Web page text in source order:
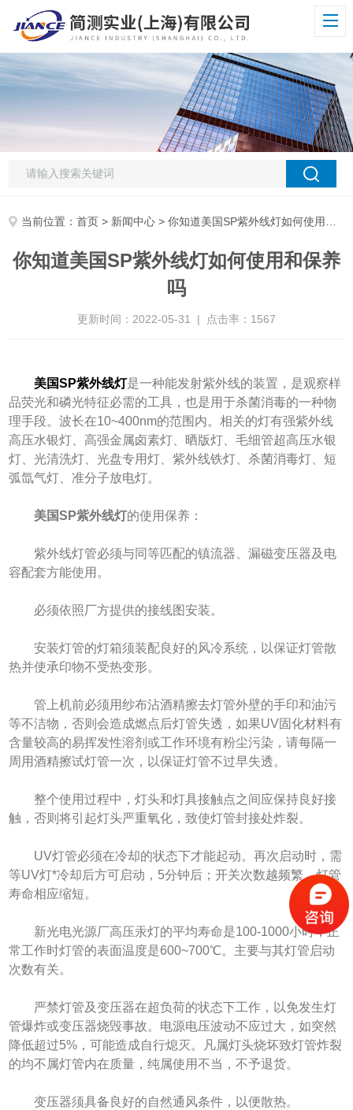
当前位置：首页 > 新闻中心 > 你知道美国SP紫外线灯如何使用和保养吗
你知道美国SP紫外线灯如何使用和保养
吗
更新时间：2022-05-31 | 点击率：1567
美国SP紫外线灯是一种能发射紫外线的装置，是观察样
品荧光和磷光特征必需的工具，也是用于杀菌消毒的一种物
理手段。波长在10~400nm的范围内。相关的灯有强紫外线
高压水银灯、高强金属卤素灯、晒版灯、毛细管超高压水银
灯、光清洗灯、光盘专用灯、紫外线铁灯、杀菌消毒灯、短
弧氙气灯、准分子放电灯。
美国SP紫外线灯的使用保养：
紫外线灯管必须与同等匹配的镇流器、漏磁变压器及电
容配套方能使用。
必须依照厂方提供的接线图安装。
安装灯管的灯箱须装配良好的风冷系统，以保证灯管散
热并使承印物不受热变形。
管上机前必须用纱布沾酒精擦去灯管外壁的手印和油污
等不洁物，否则会造成燃点后灯管失透，如果UV固化材料有
含量较高的易挥发性溶剂或工作环境有粉尘污染，请每隔一
周用酒精擦试灯管一次，以保证灯管不过早失透。
整个使用过程中，灯头和灯具接触点之间应保持良好接
触，否则将引起灯头严重氧化，致使灯管封接处炸裂。
UV灯管必须在冷却的状态下才能起动。再次启动时，需
等UV灯*冷却后方可启动，5分钟后；开关次数越频繁，灯管
寿命相应缩短。
新光电光源厂高压汞灯的平均寿命是100-1000小时，正
常工作时灯管的表面温度是600~700℃。主要与其灯管启动
次数有关。
严禁灯管及变压器在超负荷的状态下工作，以免发生灯
管爆炸或变压器烧毁事故。电源电压波动不应过大，如突然
降低超过5%，可能造成自行熄灭。凡属灯头烧坏致灯管炸裂
的均不属灯管内在质量，纯属使用不当，不予退货。
变压器须具备良好的自然通风条件，以便散热。